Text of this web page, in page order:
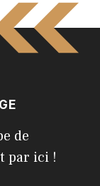
de
par ici !